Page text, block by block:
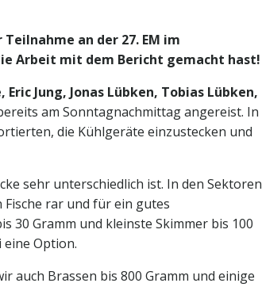
an der 27. EM im
Arbeit mit dem Bericht gemacht hast!
Jung, Jonas Lübken, Tobias Lübken,
am Sonntagnachmittag angereist. In
die Kühlgeräte einzustecken und
sehr unterschiedlich ist. In den Sektoren
rar und für ein gutes
30 Gramm und kleinste Skimmer bis 100
eine Option.
auch Brassen bis 800 Gramm und einige